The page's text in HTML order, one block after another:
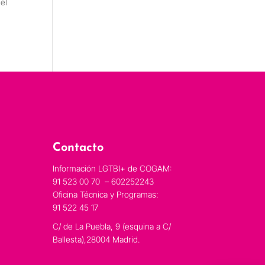
Contacto
Información LGTBI+ de COGAM:
91 523 00 70 – 602252243
Oficina Técnica y Programas:
91 522 45 17
C/ de La Puebla, 9 (esquina a C/
Ballesta),28004 Madrid.